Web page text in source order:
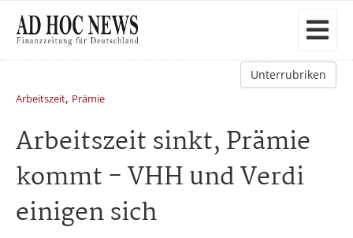
Unterrubriken
Arbeitszeit, Prämie
Arbeitszeit sinkt, Prämie
kommt - VHH und Verdi
einigen sich